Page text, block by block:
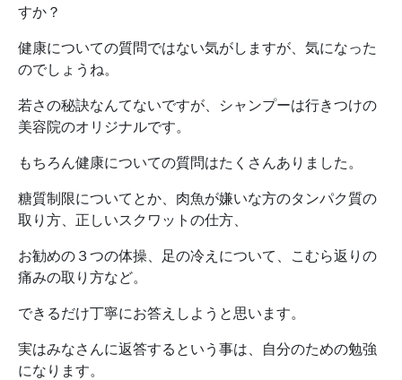
すか？
健康についての質問ではない気がしますが、気になった
のでしょうね。
若さの秘訣なんてないですが、シャンプーは行きつけの
美容院のオリジナルです。
もちろん健康についての質問はたくさんありました。
糖質制限についてとか、肉魚が嫌いな方のタンパク質の
取り方、正しいスクワットの仕方、
お勧めの３つの体操、足の冷えについて、こむら返りの
痛みの取り方など。
できるだけ丁寧にお答えしようと思います。
実はみなさんに返答するという事は、自分のための勉強
になります。